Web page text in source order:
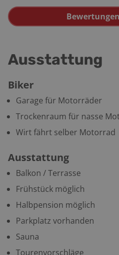
Ausstattung
Biker
Garage für Motorräder
Trockenraum für nasse
Wirt fährt selber Motorrad
Ausstattung
Balkon / Terrasse
Frühstück möglich
Halbpension möglich
Parkplatz vorhanden
Sauna
Tourenvorschläge